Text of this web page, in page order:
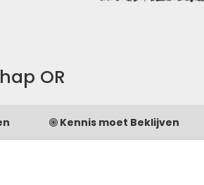
OR
Kennis moet Beklijven